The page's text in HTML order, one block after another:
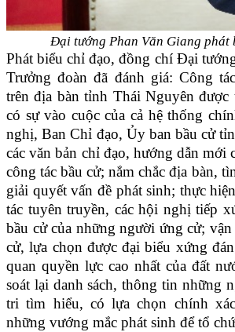
Đại tướng Phan Văn Giang phát
Phát biểu chỉ đạo, đồng chí Đại
Trưởng đoàn đã đánh giá: Công
trên địa bàn tỉnh Thái Nguyên được
có sự vào cuộc của cả hệ thống
nghị, Ban Chỉ đạo, Ủy ban bầu cử
các văn bản chỉ đạo, hướng dẫn mới
công tác bầu cử; nắm chắc địa bàn,
giải quyết vấn đề phát sinh; thực
tác tuyên truyền, các hội nghị tiếp
bầu cử của những người ứng cử;
cử, lựa chọn được đại biểu xứng
quan quyền lực cao nhất của đất
soát lại danh sách, thông tin những
tri tìm hiểu, có lựa chọn chính
những vướng mắc phát sinh để tổ